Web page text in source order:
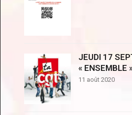
JEUDI 17
« ENSEMBLE
11 août 2020